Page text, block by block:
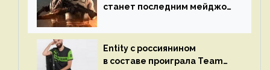
станет последним мейджор-
Entity с россиянином
в составе проиграла Team